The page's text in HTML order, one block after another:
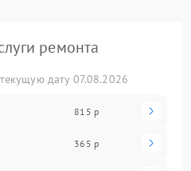
ремонта
дату 07.08.2026
815 р
365 р